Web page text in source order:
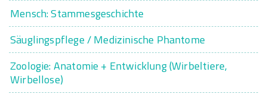
Mensch: Stammesgeschichte
Säuglingspflege / Medizinische Phantome
Zoologie: Anatomie + Entwicklung (Wirbeltiere,
Wirbellose)